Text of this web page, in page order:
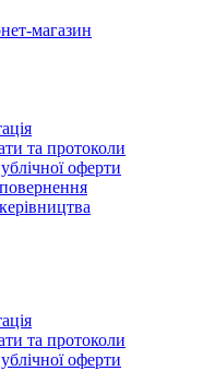
магазин
та протоколи
оферти
та протоколи
оферти